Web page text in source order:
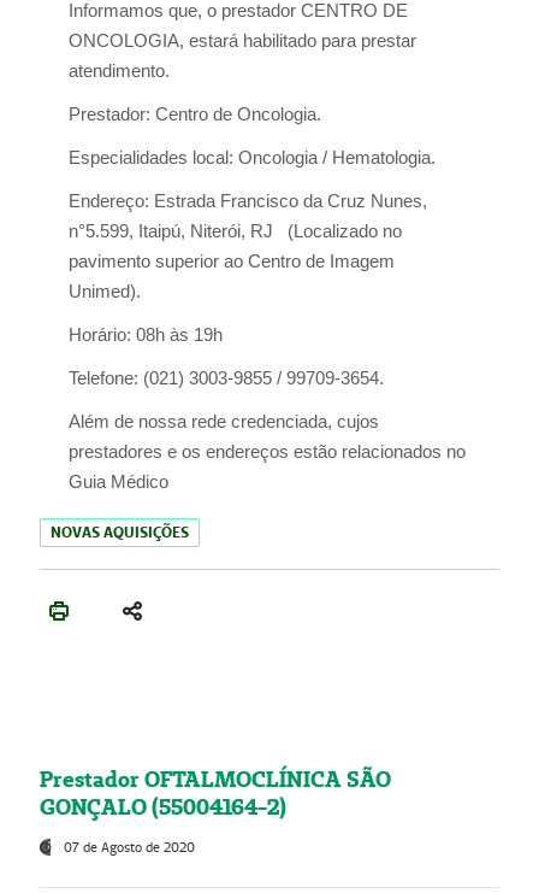
Informamos que, o prestador CENTRO DE
ONCOLOGIA, estará habilitado para prestar
atendimento.
Prestador: Centro de Oncologia.
Especialidades local: Oncologia / Hematologia.
Endereço: Estrada Francisco da Cruz Nunes,
n°5.599, Itaipú, Niterói, RJ (Localizado no
pavimento superior ao Centro de Imagem
Unimed).
Horário: 08h às 19h
Telefone: (021) 3003-9855 / 99709-3654.
Além de nossa rede credenciada, cujos
prestadores e os endereços estão relacionados no
Guia Médico
NOVAS AQUISIÇÕES
Prestador OFTALMOCLÍNICA SÃO
GONÇALO (55004164-2)
07 de Agosto de 2020